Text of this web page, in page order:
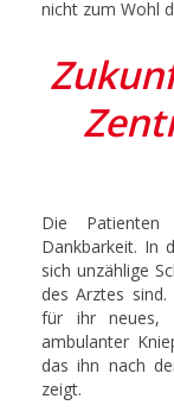
nicht zum Wohl
Die
Dankbarkeit. In
sich unzählige
des Arztes
für ihr neues,
ambulanter
das ihn nach
zeigt.